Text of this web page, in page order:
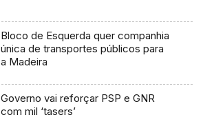
Bloco de Esquerda quer companhia
única de transportes públicos para
a Madeira
Governo vai reforçar PSP e GNR
com mil ‘tasers’